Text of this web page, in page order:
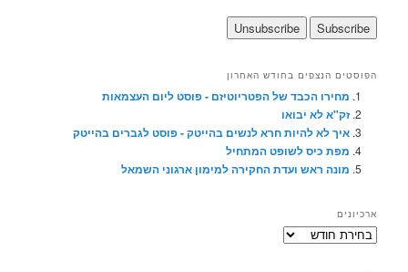
הפוסטים הנצפים בחודש האחרון
מחירו הכבד של הפטריוטיזם - פוסט ליום העצמאות
זק"א לא יבואו
איך לא להיות חרא לנשים בהייטק - פוסט לגברים בהייטק
מפת כיס לשופט המתחיל
מונה ראש ועדת החקירה למימון ארגוני השמאל
ארכיונים
ארכיונים